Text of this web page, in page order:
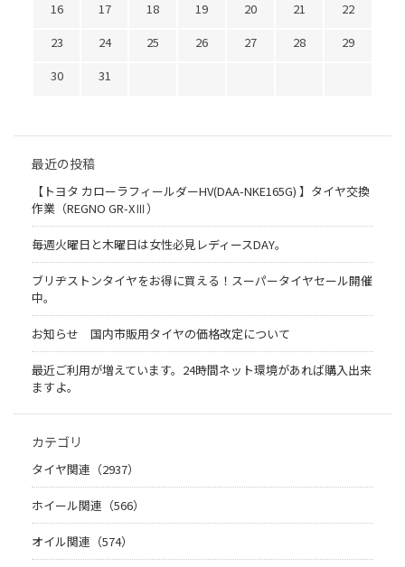
16
17 18 19 20 21
22
23
24 25 26 27 28
29
30
31
最近の投稿
【トヨタ カローラフィールダーHV(DAA-NKE165G) 】タイヤ交換
作業（REGNO GR-XⅢ）
毎週火曜日と木曜日は女性必見レディースDAY。
ブリヂストンタイヤをお得に買える！スーパータイヤセール開催
中。
お知らせ 国内市販用タイヤの価格改定について
最近ご利用が増えています。24時間ネット環境があれば購入出来
ますよ。
カテゴリ
タイヤ関連（2937）
ホイール関連（566）
オイル関連（574）